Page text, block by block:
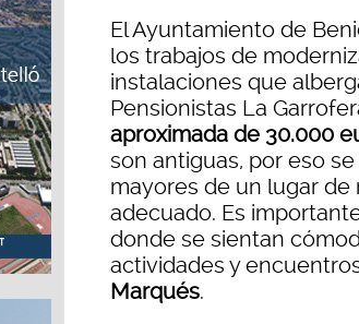
El Ayuntamiento de
los trabajos de
instalaciones que
Pensionistas La
aproximada de 30.000
son antiguas, por eso
mayores de un lugar
adecuado. Es
donde se sientan
actividades y
Marqués.